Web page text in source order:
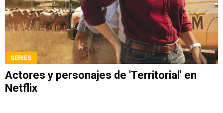
SERIES
Actores y personajes de 'Territorial' en
Netflix